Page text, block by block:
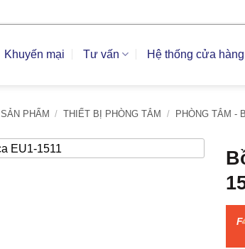
Khuyến mại Tư vấn Hệ thống cửa hàng
SẢN PHẨM / THIẾT BỊ PHÒNG TẮM / PHÒNG TẮM -
F